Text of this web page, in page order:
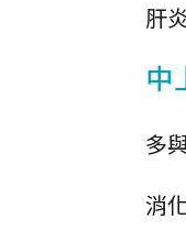
肝
中
多
消